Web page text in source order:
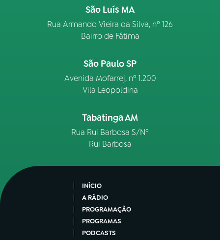
São Luís MA
Rua Armando Vieira da Silva, nº 126
Bairro de Fátima
São Paulo SP
Avenida Mofarrej, nº 1.200
Vila Leopoldina
Tabatinga AM
Rua Rui Barbosa S/Nº
Rui Barbosa
INÍCIO
A RÁDIO
PROGRAMAÇÃO
PROGRAMAS
PODCASTS